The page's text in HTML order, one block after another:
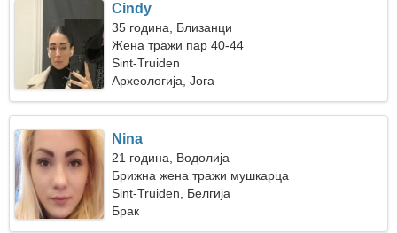
Cindy
35 година, Близанци
Жена тражи пар 40-44
Sint-Truiden
Археологија, Јога
Nina
21 година, Водолија
Брижна жена тражи мушкарца
Sint-Truiden, Белгија
Брак